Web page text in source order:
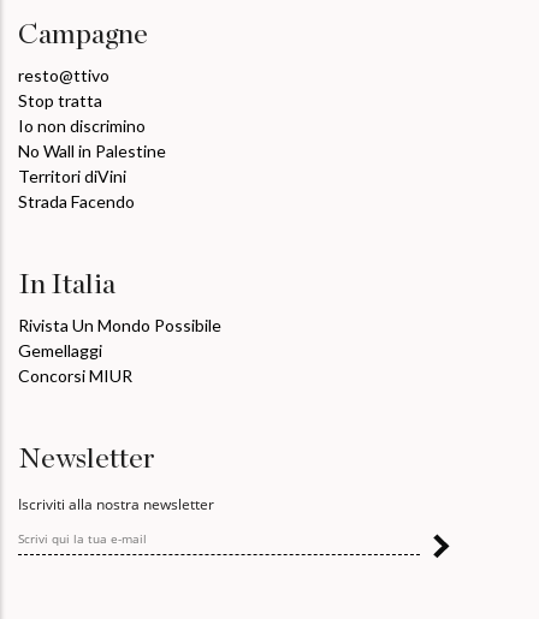
Campagne
resto@ttivo
Stop tratta
Io non discrimino
No Wall in Palestine
Territori diVini
Strada Facendo
In Italia
Rivista Un Mondo Possibile
Gemellaggi
Concorsi MIUR
Newsletter
Iscriviti alla nostra newsletter